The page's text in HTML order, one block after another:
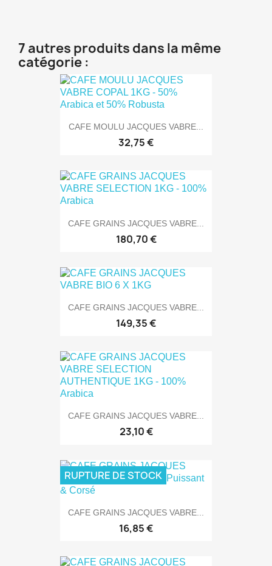
7 autres produits dans la même
catégorie :
CAFE MOULU JACQUES VABRE...
32,75 €
CAFE GRAINS JACQUES VABRE...
180,70 €
CAFE GRAINS JACQUES VABRE...
149,35 €
CAFE GRAINS JACQUES VABRE...
23,10 €
CAFE GRAINS JACQUES VABRE...
16,85 €
RUPTURE DE STOCK